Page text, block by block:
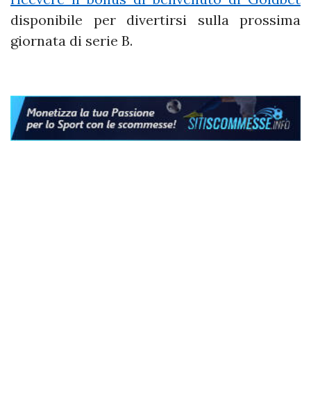
disponibile per divertirsi sulla prossima
giornata di serie B.